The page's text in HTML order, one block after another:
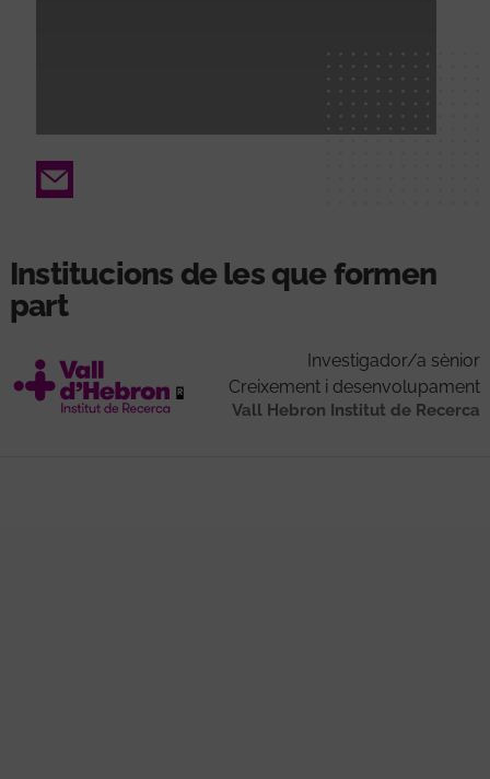
Email
Institucions de les que formen
part
Investigador/a sènior
Creixement i desenvolupament
Vall Hebron Institut de Recerca